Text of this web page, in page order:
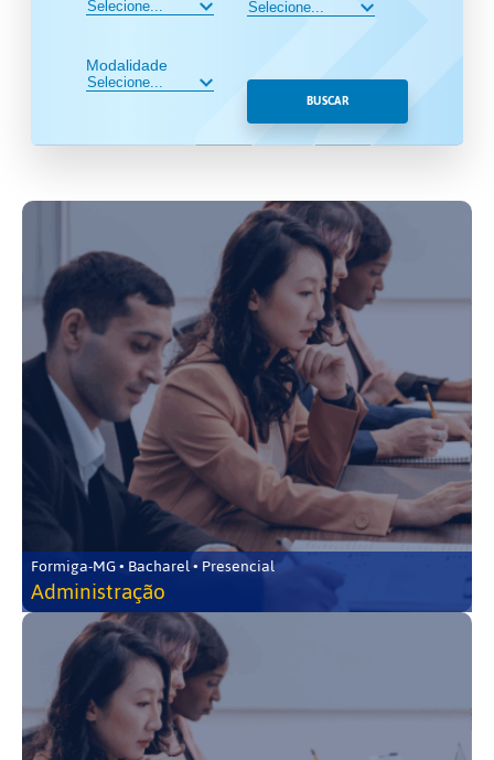
Modalidade
BUSCAR
Formiga-MG • Bacharel • Presencial
Administração